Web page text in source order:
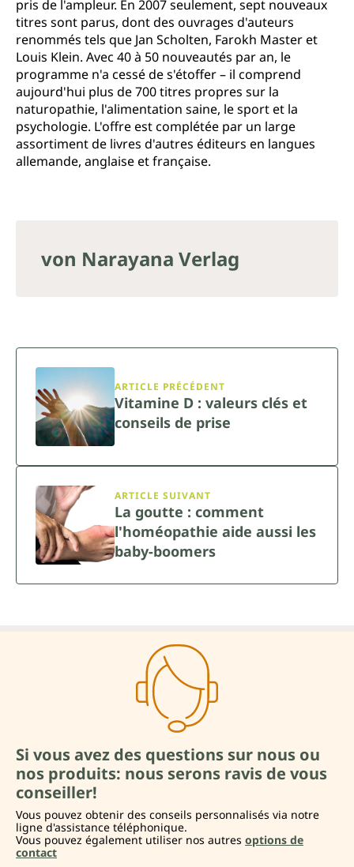
pris de l'ampleur. En 2007 seulement, sept nouveaux
titres sont parus, dont des ouvrages d'auteurs
renommés tels que Jan Scholten, Farokh Master et
Louis Klein. Avec 40 à 50 nouveautés par an, le
programme n'a cessé de s'étoffer – il comprend
aujourd'hui plus de 700 titres propres sur la
naturopathie, l'alimentation saine, le sport et la
psychologie. L'offre est complétée par un large
assortiment de livres d'autres éditeurs en langues
allemande, anglaise et française.
von Narayana Verlag
ARTICLE PRÉCÉDENT
Vitamine D : valeurs clés et
conseils de prise
ARTICLE SUIVANT
La goutte : comment
l'homéopathie aide aussi les
baby-boomers
Si vous avez des questions sur nous ou
nos produits: nous serons ravis de vous
conseiller!
Vous pouvez obtenir des conseils personnalisés via notre
ligne d'assistance téléphonique.
Vous pouvez également utiliser nos autres options de
contact